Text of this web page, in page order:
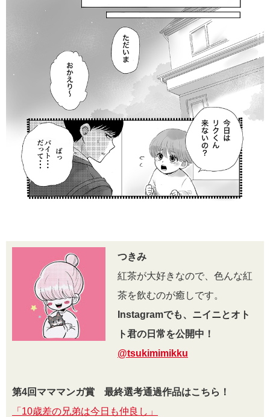
つきみ
紅茶が大好きなので、色んな紅
茶を飲むのが癒しです。
Instagramでも、ニイニとオト
ト君の日常を公開中！
@tsukimimikku
第4回マママンガ賞 最終選考通過作品はこちら！
「10歳差の兄弟は今日も仲良し」